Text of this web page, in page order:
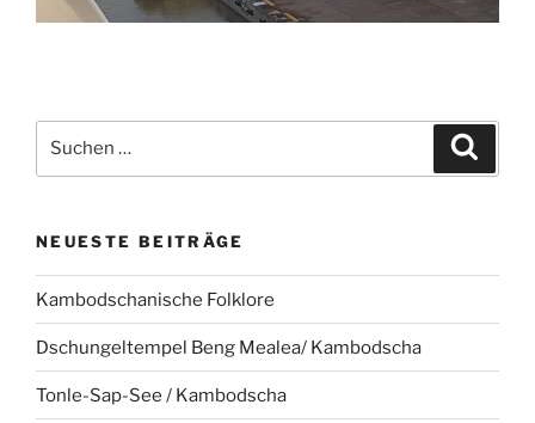
nach:
NEUESTE BEITRÄGE
Kambodschanische Folklore
Dschungeltempel Beng Mealea/ Kambodscha
Tonle-Sap-See / Kambodscha